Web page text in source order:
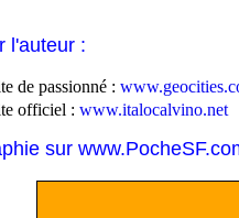
l'auteur :
de passionné :
officiel : www.italocalvino.net
sur